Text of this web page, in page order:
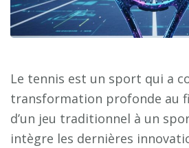
Le tennis est un sport qui a
transformation profonde au
d’un jeu traditionnel à un
intègre les dernières